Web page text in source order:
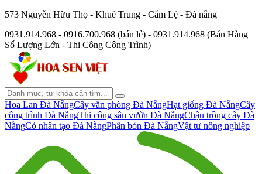
573 Nguyễn Hữu Thọ - Khuê Trung - Cẩm Lệ - Đà nẵng
0931.914.968 - 0916.700.968 (bán lẻ) - 0931.914.968 (Bán Hàng
Số Lượng Lớn - Thi Công Công Trình)
Hoa Lan Đà NẵngCây văn phòng Đà NẵngHạt giống Đà NẵngCây
công trình Đà NẵngThi công sân vườn Đà NẵngChậu trồng cây Đà
NẵngCỏ nhân tạo Đà NẵngPhân bón Đà NẵngVật tư nông nghiệp